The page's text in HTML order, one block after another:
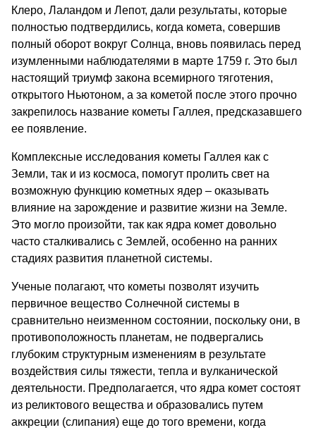
Клеро, Лаландом и Лепот, дали результаты, которые
полностью подтвердились, когда комета, совершив
полный оборот вокруг Солнца, вновь появилась перед
изумленными наблюдателями в марте 1759 г. Это был
настоящий триумф закона всемирного тяготения,
открытого Ньютоном, а за кометой после этого прочно
закрепилось название кометы Галлея, предсказавшего
ее появление.
Комплексные исследования кометы Галлея как с
Земли, так и из космоса, помогут пролить свет на
возможную функцию кометных ядер – оказывать
влияние на зарождение и развитие жизни на Земле.
Это могло произойти, так как ядра комет довольно
часто сталкивались с Землей, особенно на ранних
стадиях развития планетной системы.
Ученые полагают, что кометы позволят изучить
первичное вещество Солнечной системы в
сравнительно неизменном состоянии, поскольку они, в
противоположность планетам, не подвергались
глубоким структурным изменениям в результате
воздействия силы тяжести, тепла и вулканической
деятельности. Предполагается, что ядра комет состоят
из реликтового вещества и образовались путем
аккреции (слипания) еще до того времени, когда